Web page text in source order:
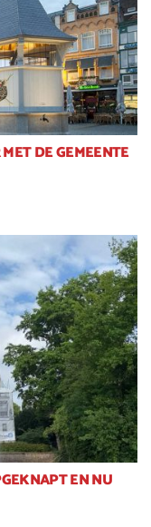
DE GEMEENTE
EN NU